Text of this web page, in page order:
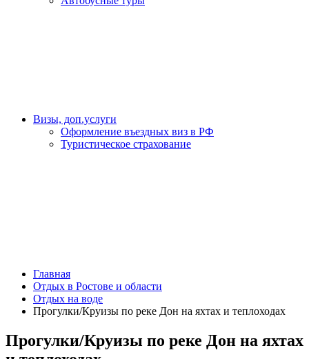
Визы, доп.услуги
Оформление въездных виз в РФ
Туристическое страхование
Главная
Отдых в Ростове и области
Отдых на воде
Прогулки/Круизы по реке Дон на яхтах и теплоходах
Прогулки/Круизы по реке Дон на яхтах